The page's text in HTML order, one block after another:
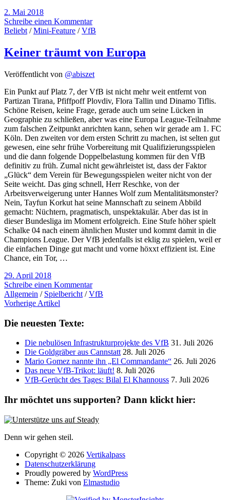
2. Mai 2018
Schreibe einen Kommentar
Beliebt /Mini-Feature /VfB
Keiner träumt von Europa
Veröffentlicht von @abiszet
Ein Punkt auf Platz 7, der VfB ist nicht mehr weit entfernt von
Partizan Tirana, Pfiffpoff Plovdiv, Flora Tallin und Dinamo Tiflis.
Schöne Reisen, keine Frage, gerade auch um seine Lücken in
Geographie zu schließen, aber was eine Europa League-Teilnahme
zum falschen Zeitpunkt anrichten kann, sehen wir gerade am 1. FC
Köln. Den zweiten vor dem ersten Schritt zu machen, ist selten gut
gewesen, eine sehr frühe Vorbereitung mit Qualifizierungsspielen
und die dann folgende Doppelbelastung kommen für den VfB
definitiv zu früh. Zumal nicht gewährleistet ist, dass der Faktor
„Glück“ dem Verein für Bewegungsspielen weiter nicht von der
Seite weicht. Das ging schnell, Herr Reschke, von der
Arbeitsverweigerung unter Hannes Wolf zum Mentalitätsmonster?
Nein, Tayfun Korkut hat seine Mannschaft zu seinem Abbild
gemacht: Nüchtern, pragmatisch, unspektakulär. Aber das ist in
dieser Bundesliga im Moment erfolgreich. Eine Stufe höher spielt
Schalke 04 nach einem ähnlichen Muster und kommt damit in die
Champions League. Der VfB jedenfalls ist eklig zu spielen, weil er
die einfachen Dinge gut macht und vorne höxxt effizient ist. Eine
Chance, ein Tor, …
29. April 2018
Schreibe einen Kommentar
Allgemein / Spielbericht /VfB
Vorherige Artikel
Die neuesten Texte:
Die nebulösen Infrastrukturprojekte des VfB 31. Juli 2026
Die Goldgräber aus Cannstatt 28. Juli 2026
Mario Gomez nannte ihn „El Commandante“ 26. Juli 2026
Das neue VfB-Trikot: läuft! 8. Juli 2026
VfB-Gerücht des Tages: Bilal El Khannouss 7. Juli 2026
Ihr möchtet uns supporten? Dann klickt hier:
Denn wir gehen steil.
Copyright © 2026 Vertikalpass
Datenschutzerklärung
Proudly powered by WordPress
Theme: Zuki von Elmastudio